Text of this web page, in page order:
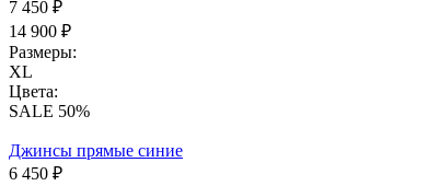
7 450 ₽
14 900 ₽
Размеры:
XL
Цвета:
SALE 50%
Джинсы прямые синие
6 450 ₽